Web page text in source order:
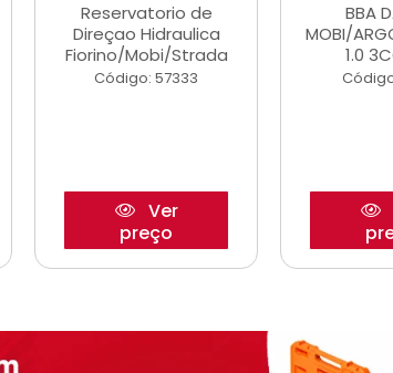
Reservatorio de
Direçao Hidraulica
Fiorino/Mobi/Strada
Código: 57333
Ver
preço
BBA
MOBI/
1.0